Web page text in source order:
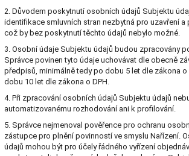
2. Důvodem poskytnutí osobních údajů Subjektu
identifikace smluvních stran nezbytná pro uzavření a
což by bez poskytnutí těchto údajů nebylo možné.
3. Osobní údaje Subjektu údajů budou zpracovány
Správce povinen tyto údaje uchovávat dle obecně
předpisů, minimálně tedy po dobu 5 let dle zákona
dobu 10 let dle zákona o DPH.
4. Při zpracování osobních údajů Subjektu údajů
automatizovanému rozhodování ani k profilování.
5. Správce nejmenoval pověřence pro ochranu
zástupce pro plnění povinností ve smyslu Nařízení.
údajů mohou být pro účely řádného vyřízení